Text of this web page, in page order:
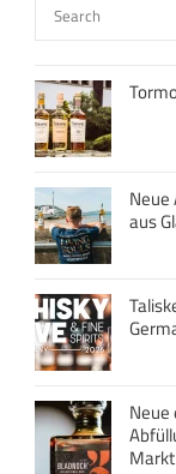
Neue
aus
Neue
Markt